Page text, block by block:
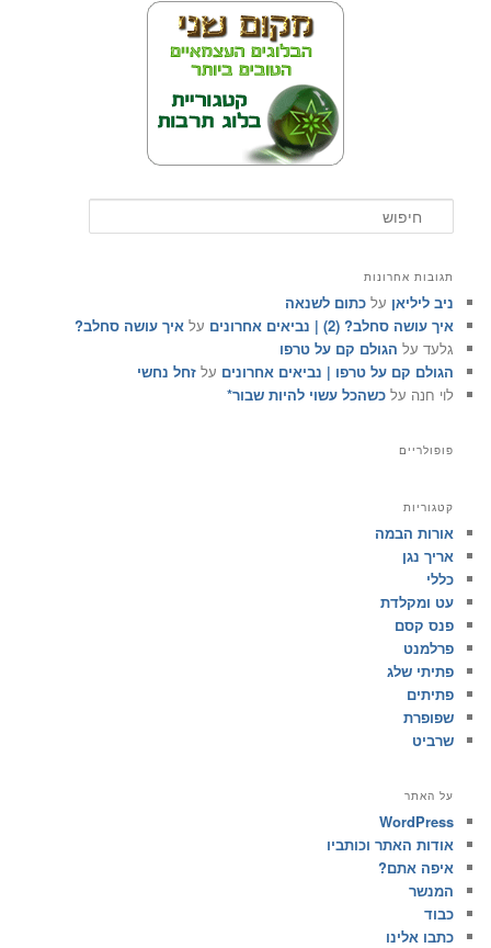
י
ותגובות אחרונות
ניב ליליאן עלכתום לשנאה
איך עושה סחלב? (2) | נביאים אחרונים
עלאיך עושה סחלב?
גלעד על הגולם קם על טרפו
הגולם קם על טרפו | נביאים אחרונים עלזחל נחשי
לוי חנה עלכשהכל עשוי להיות שבור*
פופולריים
קטגוריות
אורות הבמה
אריך נגן
כללי
עט ומקלדת
פנס קסם
פרלמנט
פתיתי שלג
פתיתים
שפופרת
שרביט
על האתר
WordPress
אודות האתר וכותביו
איפה אתם?
המנשר
כבוד
כתבו אלינו